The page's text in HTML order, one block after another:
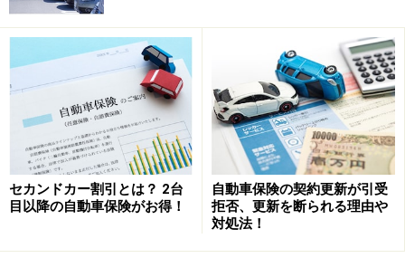
この値上げの中身ですが、ストレートに保険料がアップ
するものもあれば、保険料は変わらないけど補償内容が
変更になっているものもあります。例えば人身傷害補償
で、歩行中や他の車に乗っている事故も補償されていた
はずが、改定後は補償が取りやめになっている…など。
2010年7月以降はこういった実質的な値上げも増えそう
セカンドカー割引とは？ 2台
目以降の自動車保険がお得！
自動車保険の契約更新が引受
拒否、更新を断られる理由や
対処法！